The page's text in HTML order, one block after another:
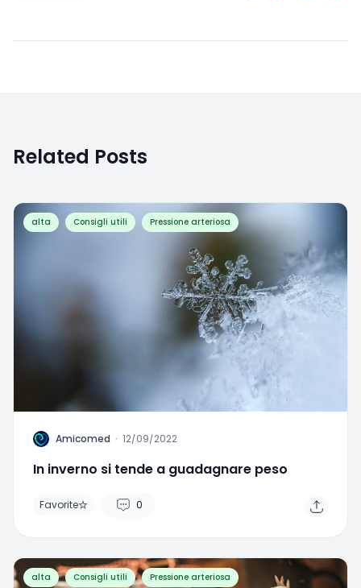
Related Posts
alta Consigli utili Pressione arteriosa
A Amicomed · 12/09/2022
In inverno si tende a guadagnare peso
Favorite 0
alta Consigli utili Pressione arteriosa